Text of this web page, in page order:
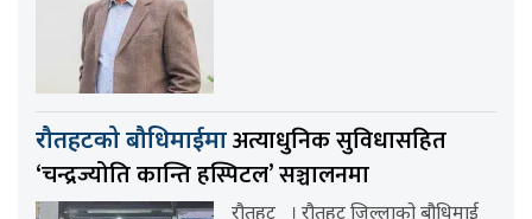
रौतहटको बौधिमाईमाअत्याधुनिक सुविधासहित
‘चन्द्रज्योति कान्ति हस्पिटल’ सञ्चालनमा